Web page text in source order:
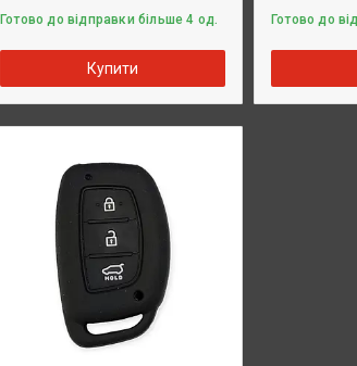
Готово до відправки більше 4 од.
Купити
Готово до